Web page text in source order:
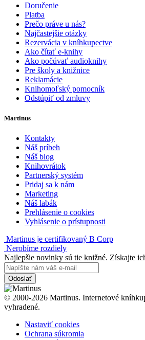
Doručenie
Platba
Prečo práve u nás?
Najčastejšie otázky
Rezervácia v kníhkupectve
Ako čítať e-knihy
Ako počúvať audioknihy
Pre školy a knižnice
Reklamácie
Knihomoľský pomocník
Odstúpiť od zmluvy
Martinus
Kontakty
Náš príbeh
Náš blog
Knihovrátok
Partnerský systém
Pridaj sa k nám
Marketing
Náš labák
Prehlásenie o cookies
Vyhlásenie o prístupnosti
Martinus je certifikovaný B Corp
Nerobíme rozdiely
Najlepšie novinky sú tie knižné. Získajte
Odoslať
© 2000-2026 Martinus. Internetové
vyhradené.
Nastaviť cookies
Ochrana súkromia